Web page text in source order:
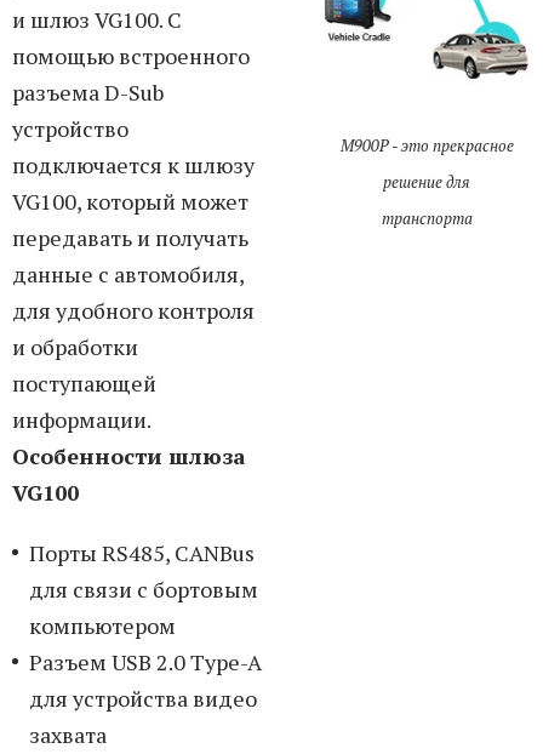
и шлюз VG100. С
помощью встроенного
разъема D-Sub
устройство
подключается к шлюзу
VG100, который может
передавать и получать
данные с автомобиля,
для удобного контроля
и обработки
поступающей
информации.
M900P - это прекрасное
решение для
транспорта
Особенности шлюза
VG100
Порты RS485, CANBus
для связи с бортовым
компьютером
Разъем USB 2.0 Type-A
для устройства видео
захвата